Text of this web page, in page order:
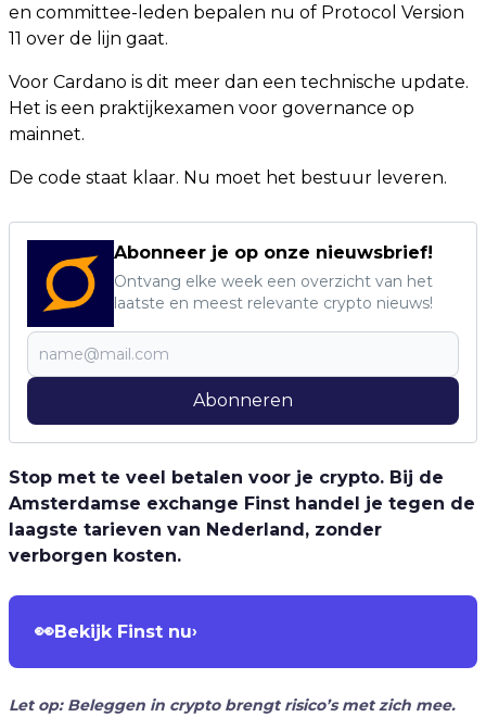
en committee-leden bepalen nu of Protocol Version
11 over de lijn gaat.
Voor Cardano is dit meer dan een technische update.
Het is een praktijkexamen voor governance op
mainnet.
De code staat klaar. Nu moet het bestuur leveren.
Abonneer je op onze nieuwsbrief!
Ontvang elke week een overzicht van het
laatste en meest relevante crypto nieuws!
Abonneren
Stop met te veel betalen voor je crypto. Bij de
Amsterdamse exchange Finst handel je tegen de
laagste tarieven van Nederland, zonder
verborgen kosten.
👀Bekijk Finst nu›
Let op: Beleggen in crypto brengt risico’s met zich mee.